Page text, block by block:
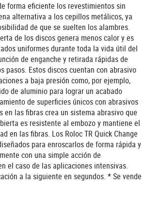
forma eficiente los revestimientos sin
alternativa a los cepillos metálicos, ya
de que se suelten los alambres.
de los discos genera menos calor y es
uniformes durante toda la vida útil del
de enganche y retirada rápidas de
pasos. Estos discos cuentan con abrasivo
a baja presión como, por ejemplo,
de aluminio para lograr un acabado
de superficies únicos con abrasivos
las fibras crea un sistema abrasivo que
es resistente al embozo y mantiene el
en las fibras. Los Roloc TR Quick Change
para enroscarlos de forma rápida y
con una simple acción de
el caso de las aplicaciones intensivas.
a la siguiente en segundos. * Se vende